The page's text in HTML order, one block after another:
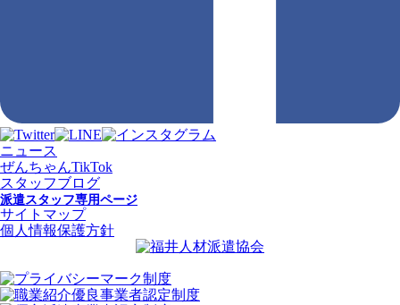
ニュース
ぜんちゃんTikTok
スタッフブログ
派遣スタッフ専用ページ
サイトマップ
個人情報保護方針